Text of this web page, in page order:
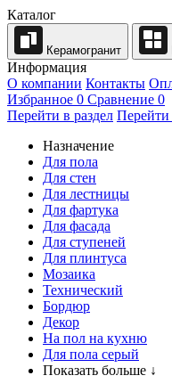
Каталог
Керамогранит
Информация
О компании Контакты
Избранное 0 Сравнение 0
Перейти в раздел Перейти
Назначение
Для пола
Для стен
Для лестницы
Для фартука
Для фасада
Для ступеней
Для плинтуса
Мозаика
Технический
Бордюр
Декор
На пол на кухню
Для пола серый
Показать больше ↓